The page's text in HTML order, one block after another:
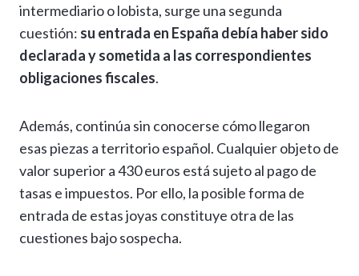
intermediario o lobista, surge una segunda
cuestión: su entrada en España debía haber sido
declarada y sometida a las correspondientes
obligaciones fiscales.
Además, continúa sin conocerse cómo llegaron
esas piezas a territorio español. Cualquier objeto de
valor superior a 430 euros está sujeto al pago de
tasas e impuestos. Por ello, la posible forma de
entrada de estas joyas constituye otra de las
cuestiones bajo sospecha.